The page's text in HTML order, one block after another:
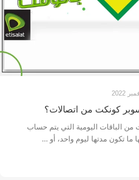
كونكت من اتصالات؟
من الباقات اليومية التي يتم حساب
ما تكون مدتها ليوم واحد، أو ...